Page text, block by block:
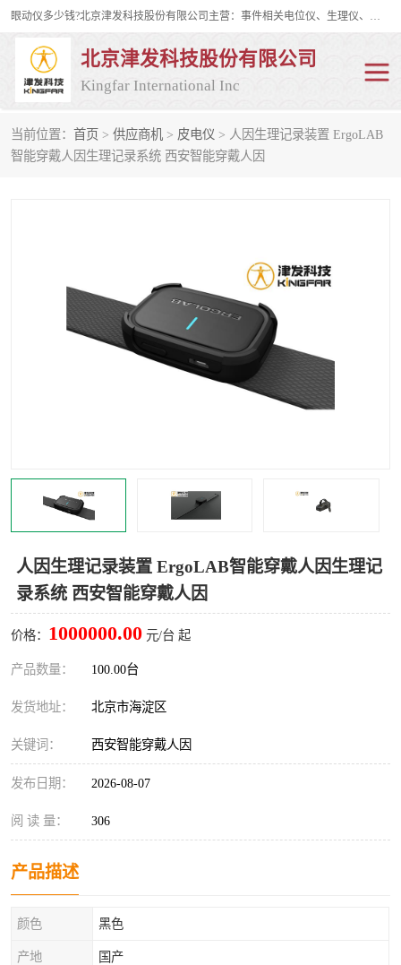
眼动仪多少钱?北京津发科技股份有限公司主营：事件相关电位仪、生理仪、肌电仪、脑电仪、皮电仪、眼动仪；是国家级高新技术企业、科技部认定的科技型中小企业和中关村高新技术企业，具备保密资格，具备自主进出口经营权；自主研发技术、产品与服务荣获多项省部级科学技术奖励、国家发明专利、国家软件著作权和省部级新技术新产品（服务）认证。
北京津发科技股份有限公司
Kingfar International Inc
当前位置： 首页 > 供应商机 > 皮电仪 > 人因生理记录装置 ErgoLAB
智能穿戴人因生理记录系统 西安智能穿戴人因
人因生理记录装置 ErgoLAB智能穿戴人因生理记
录系统 西安智能穿戴人因
价格： 1000000.00 元/台 起
产品数量： 100.00台
发货地址： 北京市海淀区
关键词： 西安智能穿戴人因
发布日期： 2026-08-07
阅 读 量： 306
产品描述
颜色 黑色
产地 国产
皮电仪 脑电仪
行为观察与表情分析 动作捕捉与生物力学
情绪与生理记录 人机交互实验室
神经营销与消费行为实验 车俩与驾驶模拟